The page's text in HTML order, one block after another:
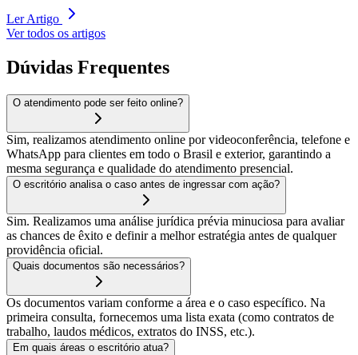
Ler Artigo
Ver todos os artigos
Dúvidas Frequentes
O atendimento pode ser feito online?
Sim, realizamos atendimento online por videoconferência, telefone e
WhatsApp para clientes em todo o Brasil e exterior, garantindo a
mesma segurança e qualidade do atendimento presencial.
O escritório analisa o caso antes de ingressar com ação?
Sim. Realizamos uma análise jurídica prévia minuciosa para avaliar
as chances de êxito e definir a melhor estratégia antes de qualquer
providência oficial.
Quais documentos são necessários?
Os documentos variam conforme a área e o caso específico. Na
primeira consulta, fornecemos uma lista exata (como contratos de
trabalho, laudos médicos, extratos do INSS, etc.).
Em quais áreas o escritório atua?